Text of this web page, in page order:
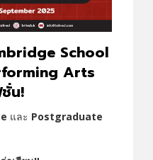
School
Arts
น!
และ Postgraduate